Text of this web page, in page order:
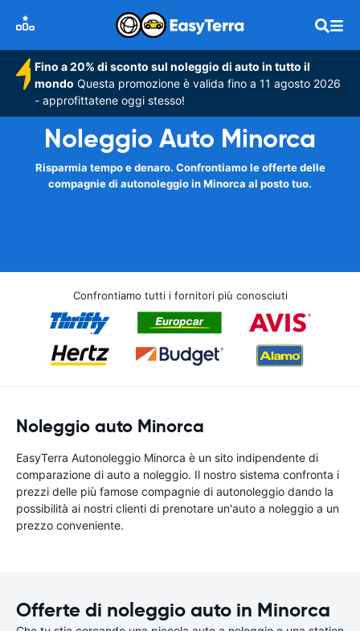
Fino a 20% di sconto sul noleggio di auto in tutto il
mondo Questa promozione è valida fino a 11 agosto 2026
- approfittatene oggi stesso!
Noleggio Auto Minorca
Risparmia tempo e denaro. Confrontiamo le offerte delle
compagnie di autonoleggio in Minorca al posto tuo.
Confrontiamo tutti i fornitori più conosciuti
Noleggio auto Minorca
EasyTerra Autonoleggio Minorca è un sito indipendente di
comparazione di auto a noleggio. Il nostro sistema confronta i
prezzi delle più famose compagnie di autonoleggio dando la
possibilità ai nostri clienti di prenotare un'auto a noleggio a un
prezzo conveniente.
Offerte di noleggio auto in Minorca